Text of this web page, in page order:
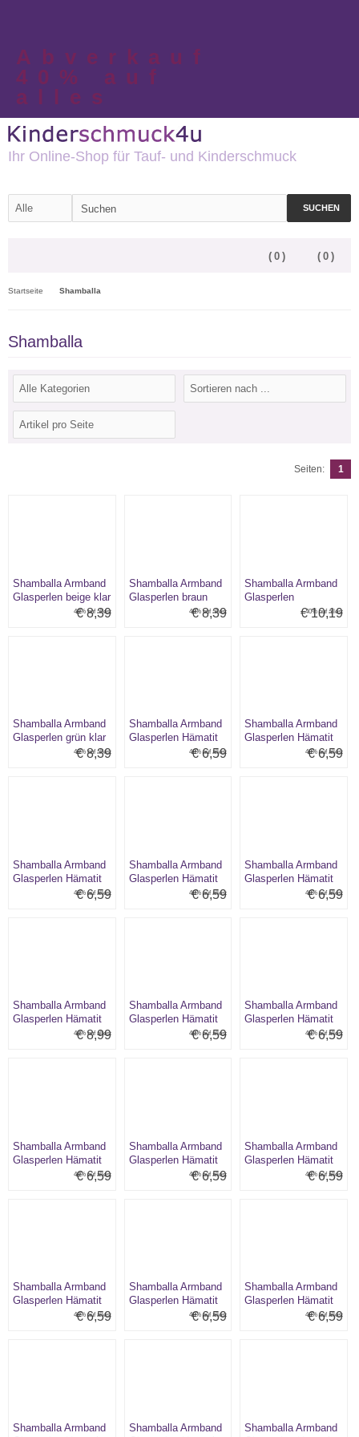
Abverkauf
40% auf
alles
Ihr Online-Shop für Tauf- und Kinderschmuck
SUCHEN
( 0 )
( 0 )
Startseite Shamballa
Shamballa
Seiten: 1
Shamballa Armband
Glasperlen beige klar
40% auf alles:
€ 8,39
Shamballa Armband
Glasperlen braun
40% auf alles:
€ 8,39
Shamballa Armband
Glasperlen
goldfarben/weiß40% auf alles:
€ 10,19
Shamballa Armband
Glasperlen grün klar
40% auf alles:
€ 8,39
Shamballa Armband
Glasperlen Hämatit
40% auf alles:
€ 6,59
Shamballa Armband
Glasperlen Hämatit
40% auf alles:
€ 6,59
Shamballa Armband
Glasperlen Hämatit
40% auf alles:
€ 6,59
Shamballa Armband
Glasperlen Hämatit
40% auf alles:
€ 6,59
Shamballa Armband
Glasperlen Hämatit
graphit/kristall40% auf alles:
€ 6,59
Shamballa Armband
Glasperlen Hämatit
graphit/weiß Muster
40% auf alles:
€ 8,99
Shamballa Armband
Glasperlen Hämatit
40% auf alles:
€ 6,59
Shamballa Armband
Glasperlen Hämatit
40% auf alles:
€ 6,59
Shamballa Armband
Glasperlen Hämatit
40% auf alles:
€ 6,59
Shamballa Armband
Glasperlen Hämatit
hellblau/rot/lila40% auf alles:
€ 6,59
Shamballa Armband
Glasperlen Hämatit
kristall/dunkelblau
40% auf alles:
€ 6,59
Shamballa Armband
Glasperlen Hämatit
40% auf alles:
€ 6,59
Shamballa Armband
Glasperlen Hämatit
40% auf alles:
€ 6,59
Shamballa Armband
Glasperlen Hämatit
40% auf alles:
€ 6,59
Shamballa Armband
Shamballa Armband
Shamballa Armband